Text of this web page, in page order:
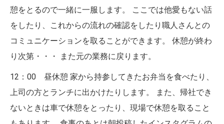
憩をとるので一緒に一服します。 ここでは他愛もない話
をしたり、これからの流れの確認をしたり職人さんとの
コミュニケーションを取ることができます。 休憩が終わ
り次第・・・ また元の業務に戻ります。
12：00 昼休憩 家から持参してきたお弁当を食べたり、
上司の方とランチに出かけたりします。 また、帰社でき
ないときは車で休憩をとったり、現場で休憩を取ること